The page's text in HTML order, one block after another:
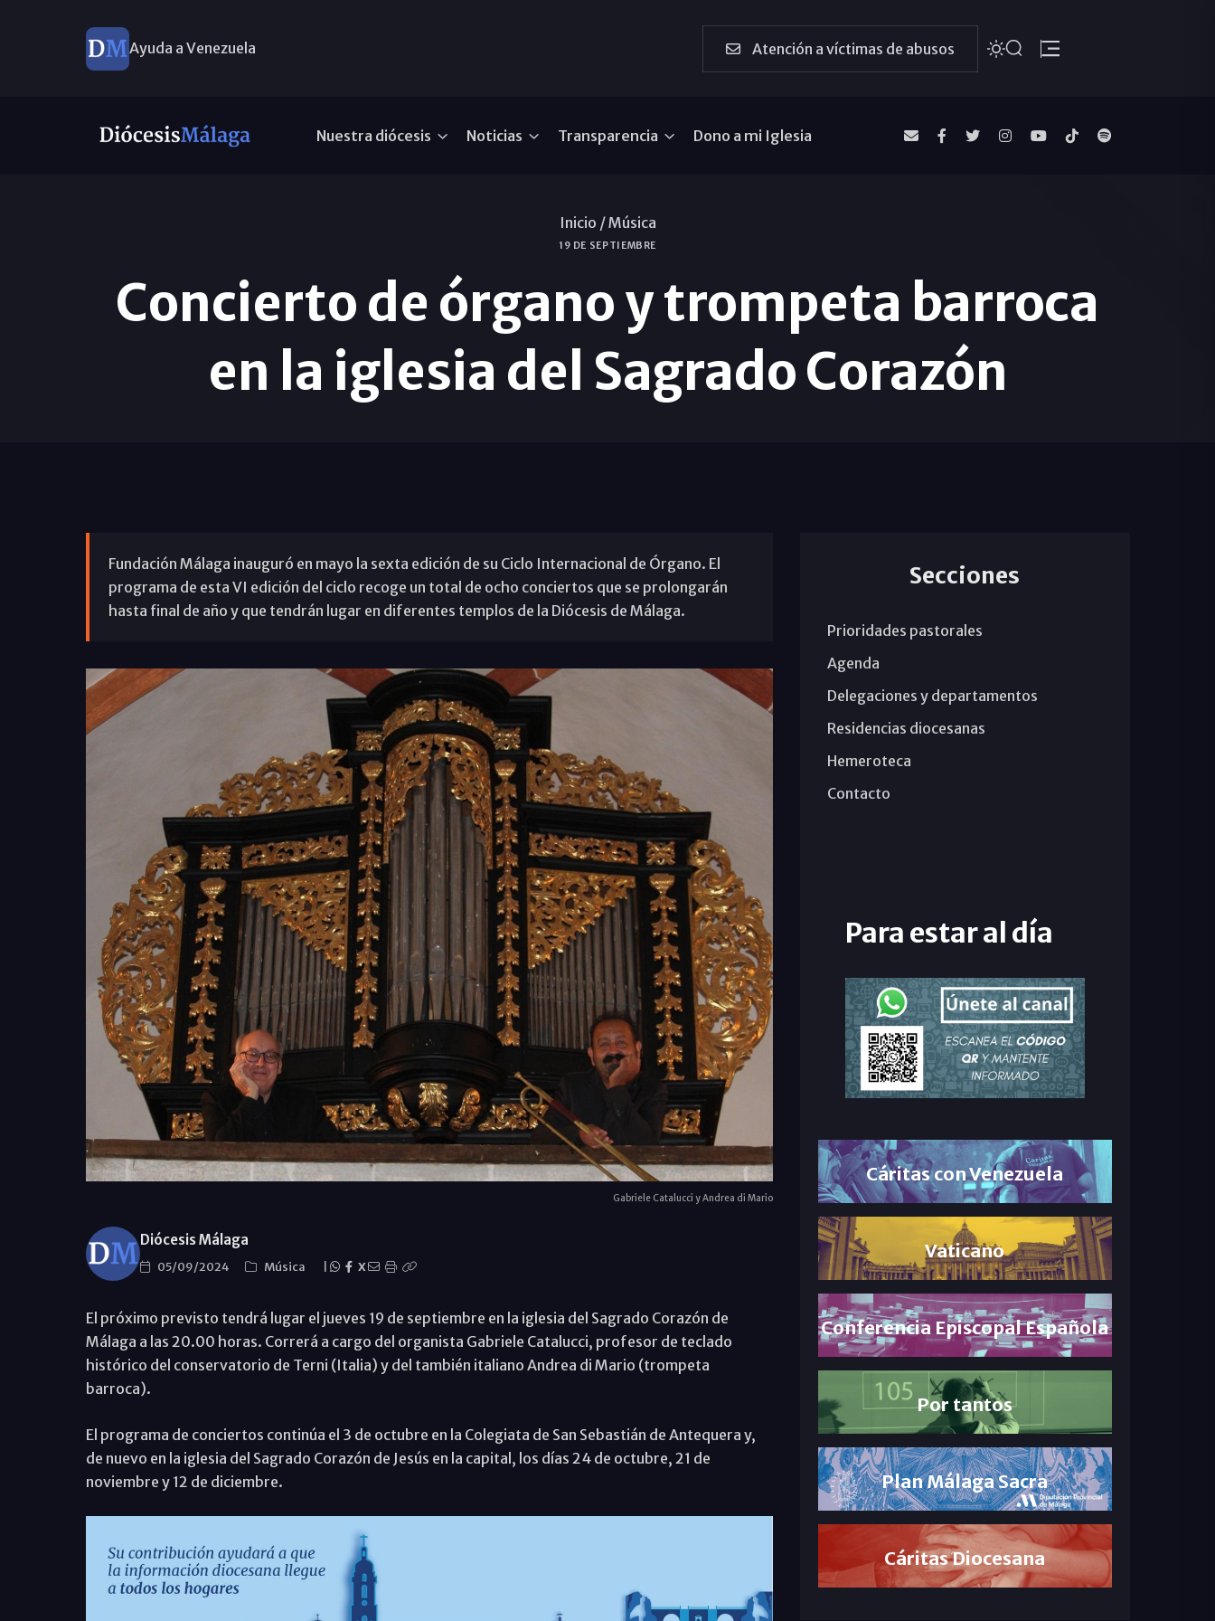
Ayuda a Venezuela Atención a víctimas de abusos
Nuestra diócesis Noticias Transparencia Dono a mi Iglesia
Inicio /Música
19 DE SEPTIEMBRE
Concierto de órgano y trompeta barroca
en la iglesia del Sagrado Corazón
Fundación Málaga inauguró en mayo la sexta edición de su Ciclo Internacional de Órgano. El
programa de esta VI edición del ciclo recoge un total de ocho conciertos que se prolongarán
hasta final de año y que tendrán lugar en diferentes templos de la Diócesis de Málaga.
Gabriele Catalucci y Andrea di Mario
Diócesis Málaga
05/09/2024 Música X
El próximo previsto tendrá lugar el jueves 19 de septiembre en la iglesia del Sagrado Corazón de
Málaga a las 20.00 horas. Correrá a cargo del organista Gabriele Catalucci, profesor de teclado
histórico del conservatorio de Terni (Italia) y del también italiano Andrea di Mario (trompeta
barroca).
El programa de conciertos continúa el 3 de octubre en la Colegiata de San Sebastián de Antequera y,
de nuevo en la iglesia del Sagrado Corazón de Jesús en la capital, los días 24 de octubre, 21 de
noviembre y 12 de diciembre.
Secciones
Prioridades pastorales
Agenda
Delegaciones y departamentos
Residencias diocesanas
Hemeroteca
Contacto
Para estar al día
Cáritas con Venezuela
Vaticano
Conferencia Episcopal Española
Por tantos
Plan Málaga Sacra
Cáritas Diocesana